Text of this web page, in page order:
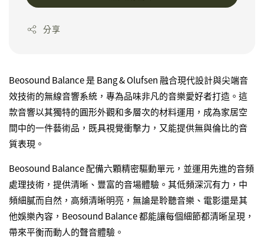
分享
Beosound Balance 是 Bang & Olufsen 融合現代設計與尖端音
效技術的無線音響系統，專為品味非凡的音樂愛好者打造。這
款音響以其獨特的圓形外觀和多層次的材料運用，成為家居空
間中的一件藝術品，既具視覺衝擊力，又能提供無與倫比的音
質表現。
Beosound Balance 配備六顆精密驅動單元，並運用先進的音頻
處理技術，提供清晰、豐富的音場體驗。其低頻深沉有力，中
頻細膩而自然，高頻清晰明亮，無論是聆聽音樂、電影還是其
他娛樂內容，Beosound Balance 都能讓每個細節都清晰呈現，
帶來平衡而動人的聲音體驗。